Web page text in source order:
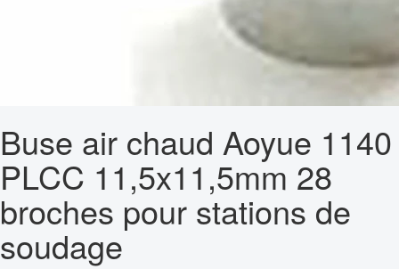
Buse air chaud Aoyue 1140
PLCC 11,5x11,5mm 28
broches pour stations de
soudage